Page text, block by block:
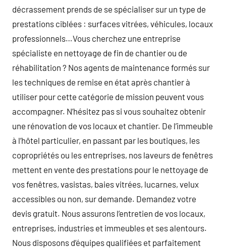
décrassement prends de se spécialiser sur un type de
prestations ciblées : surfaces vitrées, véhicules, locaux
professionnels…Vous cherchez une entreprise
spécialiste en nettoyage de fin de chantier ou de
réhabilitation ? Nos agents de maintenance formés sur
les techniques de remise en état après chantier à
utiliser pour cette catégorie de mission peuvent vous
accompagner. N’hésitez pas si vous souhaitez obtenir
une rénovation de vos locaux et chantier. De l’immeuble
à l’hôtel particulier, en passant par les boutiques, les
copropriétés ou les entreprises, nos laveurs de fenêtres
mettent en vente des prestations pour le nettoyage de
vos fenêtres, vasistas, baies vitrées, lucarnes, velux
accessibles ou non, sur demande. Demandez votre
devis gratuit. Nous assurons l’entretien de vos locaux,
entreprises, industries et immeubles et ses alentours.
Nous disposons d’équipes qualifiées et parfaitement